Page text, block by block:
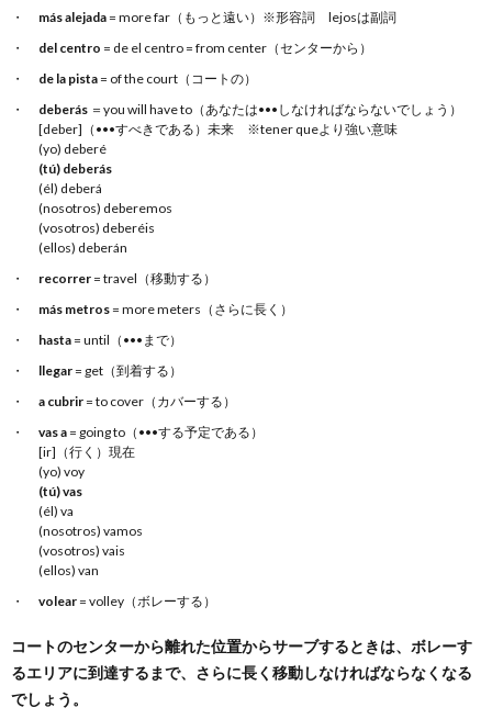
más alejada = more far（もっと遠い）※形容詞 lejosは副詞
del centro = de el centro = from center（センターから）
de la pista = of the court（コートの）
deberás ＝you will have to（あなたは•••しなければならないでしょう）
[deber]（•••すべきである）未来 ※tener queより強い意味
(yo) deberé
(tú) deberás
(él) deberá
(nosotros) deberemos
(vosotros) deberéis
(ellos) deberán
recorrer = travel（移動する）
más metros = more meters（さらに長く）
hasta = until（•••まで）
llegar = get（到着する）
a cubrir = to cover（カバーする）
vas a = going to（•••する予定である）
[ir]（行く）現在
(yo) voy
(tú) vas
(él) va
(nosotros) vamos
(vosotros) vais
(ellos) van
volear = volley（ボレーする）
コートのセンターから離れた位置からサーブするときは、ボレーす
るエリアに到達するまで、さらに長く移動しなければならなくなる
でしょう。